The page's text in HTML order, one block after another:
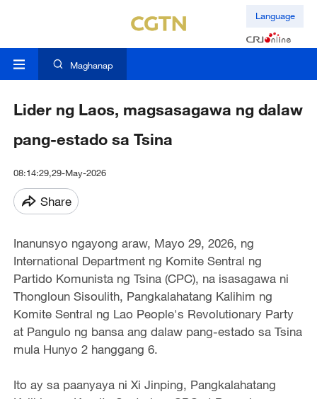
Language
Maghanap
Lider ng Laos, magsasagawa ng dalaw
pang-estado sa Tsina
08:14:29,29-May-2026
Share
Inanunsyo ngayong araw, Mayo 29, 2026, ng
International Department ng Komite Sentral ng
Partido Komunista ng Tsina (CPC), na isasagawa ni
Thongloun Sisoulith, Pangkalahatang Kalihim ng
Komite Sentral ng Lao People's Revolutionary Party
at Pangulo ng bansa ang dalaw pang-estado sa Tsina
mula Hunyo 2 hanggang 6.
Ito ay sa paanyaya ni Xi Jinping, Pangkalahatang